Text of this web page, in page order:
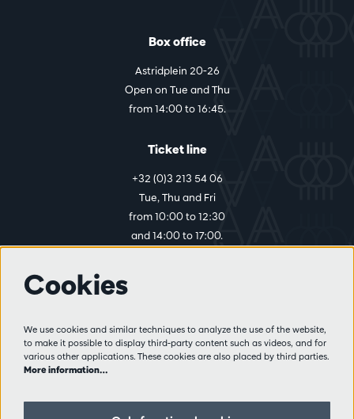
Box office
Astridplein 20-26
Open on Tue and Thu
from 14:00 to 16:45.
Ticket line
+32 (0)3 213 54 06
Tue, Thu and Fri
from 10:00 to 12:30
and 14:00 to 17:00.
Visitor rules
Privacy
Partners
Cookies
We use cookies and similar techniques to analyze the use of the website,
to make it possible to display third-party content such as videos, and for
various other applications. These cookies are also placed by third parties.
More information…